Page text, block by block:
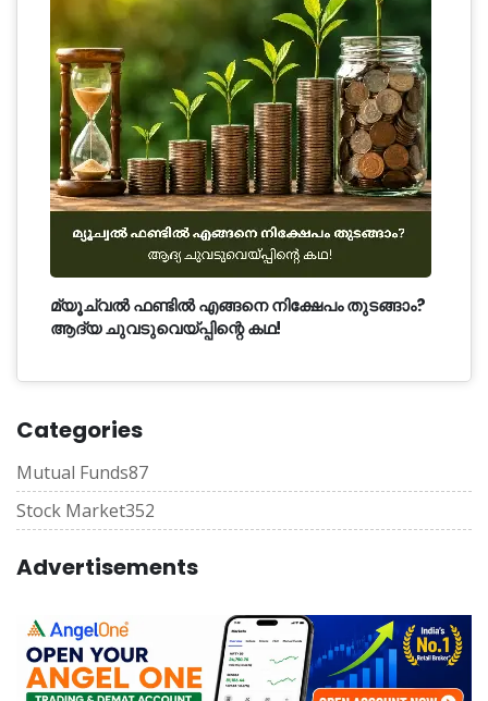
മ്യൂച്വൽ ഫണ്ടിൽ എങ്ങനെ നിക്ഷേപം തുടങ്ങാം?
ആദ്യ ചുവടുവെയ്പ്പിന്റെ കഥ!
Categories
Mutual Funds87
Stock Market352
Advertisements